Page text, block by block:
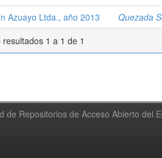
Azuayo Ltda., año 2013 Quezada
1 a 1 de 1
de Repositorios de Acceso Abierto del